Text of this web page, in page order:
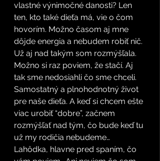
vlastné výnimočné danosti? Len
ten, kto také dieťa má, vie o čom
hovorím. Možno časom aj mne
dôjde energia a nebudem robiť nič.
Už aj nad takým som rozmýšľala.
Možno si raz poviem, že stačí. Aj
tak sme nedosiahli čo sme chceli.
Samostatný a plnohodnotný život
pre naše dieťa. A keď si chcem ešte
viac urobiť “dobre”, začnem
rozmýšľať nad tým, čo bude keď tu
už my rodičia nebudeme…
Lahôdka, hlavne pred spaním, čo